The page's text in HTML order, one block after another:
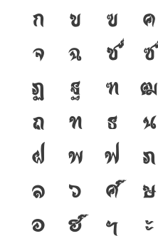
ก ข ฃ ค
จ ฉ ช ซ
ฏ
ฐ ฑ ฒ
ถ ท ธ น
ฝ พ ฟ ภ
ล ว ศ ษ
อ ฮ ฯ ะ